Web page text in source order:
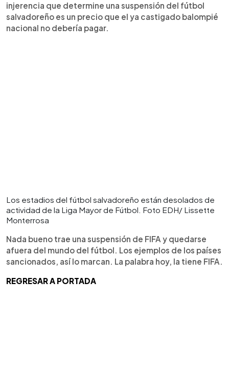
injerencia que determine una suspensión del fútbol
salvadoreño es un precio que el ya castigado balompié
nacional no debería pagar.
Los estadios del fútbol salvadoreño están desolados de
actividad de la Liga Mayor de Fútbol. Foto EDH/ Lissette
Monterrosa
Nada bueno trae una suspensión de FIFA y quedarse
afuera del mundo del fútbol. Los ejemplos de los países
sancionados, así lo marcan. La palabra hoy, la tiene FIFA.
REGRESAR A PORTADA